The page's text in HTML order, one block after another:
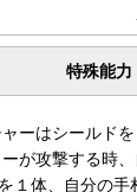
特殊能力
ーはシールドを
が攻撃する時
１体、自分の